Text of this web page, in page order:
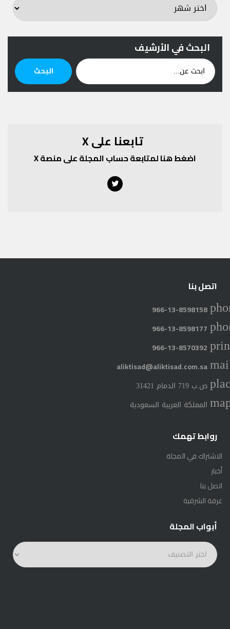
البحث في الأرشيف
عن:
البحث
تابعنا على X
اضغط هنا لمتابعة حساب المجلة على منصة X
Twitter
اتصل بنا
966-13-8598158
966-13-8598177
966-13-8570392
aliktisad@aliktisad.com.sa
ص.ب 719 الدمام 31421
المملكة العربية السعودية
روابط تهمك
الاشتراك في المجلة
أخبار
اتصل بنا
غرفة الشرقية
أبواب المجلة
أبواب
المجلة